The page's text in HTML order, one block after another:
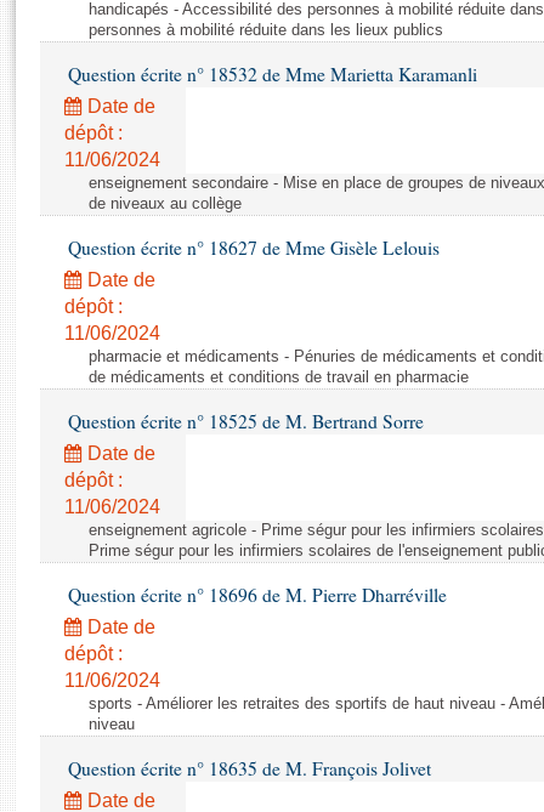
Rapports législatifs
Rapports sur l'application des lois
Baromètre de l’application des lois
Dossiers législatifs
Budget et sécurité sociale
Questions écrites et orales
Comptes rendus des débats
Anciennes législatures
handicapés - Accessibilité des personnes à mobilité réduite
personnes à mobilité réduite dans les lieux publics
Question écrite n° 18532 de Mme Marietta Karamanli
Date de
dépôt :
11/06/2024
enseignement secondaire - Mise en place de groupes de
de niveaux au collège
Question écrite n° 18627 de Mme Gisèle Lelouis
Date de
dépôt :
11/06/2024
pharmacie et médicaments - Pénuries de médicaments et
de médicaments et conditions de travail en pharmacie
Question écrite n° 18525 de M. Bertrand Sorre
Date de
dépôt :
11/06/2024
enseignement agricole - Prime ségur pour les infirmiers
Prime ségur pour les infirmiers scolaires de l'enseignement
Question écrite n° 18696 de M. Pierre Dharréville
Date de
dépôt :
11/06/2024
sports - Améliorer les retraites des sportifs de haut niveau -
niveau
Question écrite n° 18635 de M. François Jolivet
Date de